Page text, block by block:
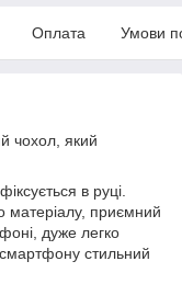
Оплата Умови
чохол, який
в руці.
матеріалу, приємний
дуже легко
стильний